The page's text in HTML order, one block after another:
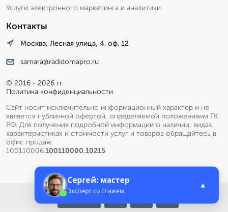
Услуги электронного маркетинга и аналитики
Контакты
Москва, Лесная улица, 4. оф. 12
samara@radidomapro.ru
© 2016 - 2026 гг.
Политика конфиденциальности
Сайт носит исключительно информационный характер и не
является публичной офертой, определяемой положениями ГК
РФ. Для получения подробной информации о наличии, видах,
характеристиках и стоимости услуг и товаров обращайтесь в
офис продаж.
100110006.100110000.10215
Меню
Сергей: мастер
Эксперт со стажем
▲